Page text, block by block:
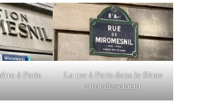
à Paris
La rue à Paris dans le 8ème
arrondissement